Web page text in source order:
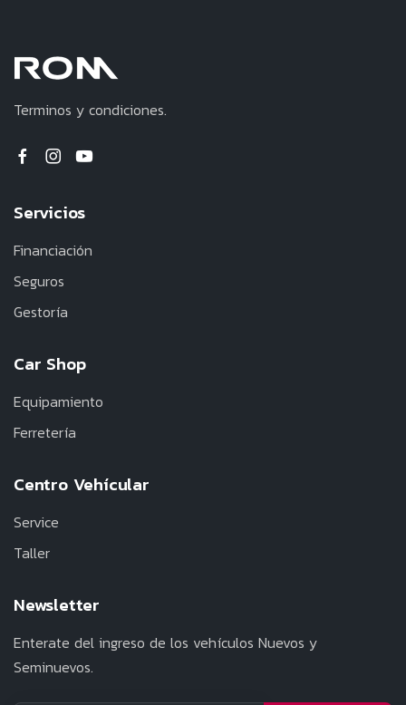
Terminos y condiciones.
Servicios
Financiación
Seguros
Gestoría
Car Shop
Equipamiento
Ferretería
Centro Vehícular
Service
Taller
Newsletter
Enterate del ingreso de los vehículos Nuevos y
Seminuevos.